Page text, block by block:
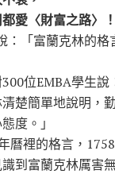
〈財富之路〉！
「富蘭克林的格
位EMBA學生說
楚簡單地說明，
度。」
裡的格言，
到富蘭克林厲害